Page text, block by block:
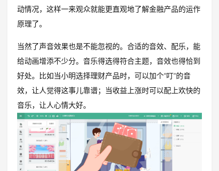
动情况，这样一来观众就能更直观地了解金融产品的运作
原理了。
当然了声音效果也是不能忽视的。合适的音效、配乐，能
给动画增添不少分。音乐得选得符合主题，音效也得恰到
好处。比如当小明选择理财产品时，可以加个“叮”的音
效，让人觉得这事儿靠谱；当收益上涨时可以配上欢快的
音乐，让人心情大好。